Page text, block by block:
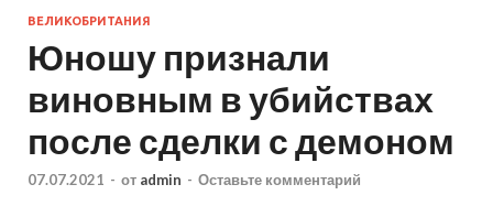
ВЕЛИКОБРИТАНИЯ
Юношу признали
виновным в убийствах
после сделки с демоном
07.07.2021 - от admin - Оставьте комментарий